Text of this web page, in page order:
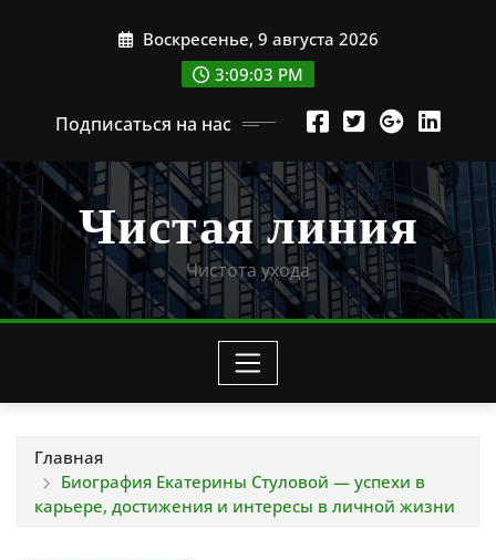
Воскресенье, 9 августа 2026
3:09:04 PM
Подписаться на нас
Чистая линия
Чистота ухода
Главная
Биография Екатерины Стуловой — успехи в
карьере, достижения и интересы в личной жизни